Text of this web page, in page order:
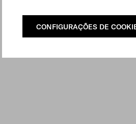
CONFIGURAÇÕES DE